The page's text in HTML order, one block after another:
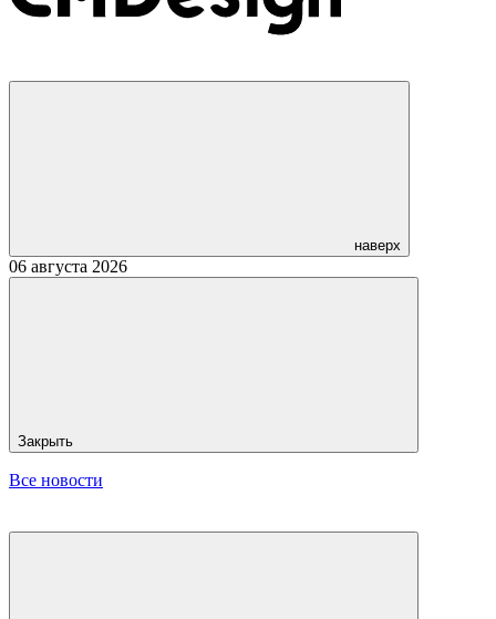
наверх
06 августа 2026
Закрыть
Все новости